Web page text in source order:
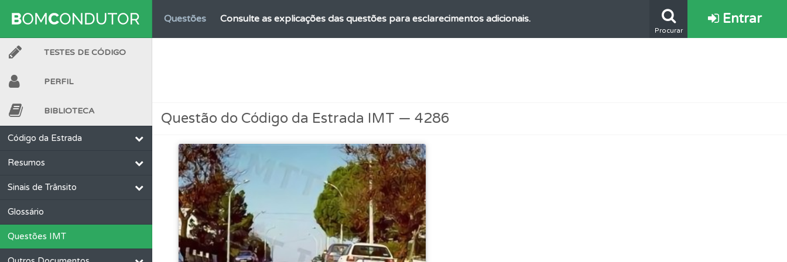
Questões Consulte as explicações das questões para esclarecimentos adicionais.
Questões Consulte aqui todas as questões que usamos na plataforma.
Biblioteca Consulte o código da estrada na nossa biblioteca.
Conta Crie uma conta para ter acesso às suas estatísticas em qualquer equipamento.
Procurar
Entrar
TESTES DE CÓDIGO
PERFIL
BIBLIOTECA
Código da Estrada
Resumos
Sinais de Trânsito
Glossário
Questões IMT
Questão do Código da Estrada IMT — 4286